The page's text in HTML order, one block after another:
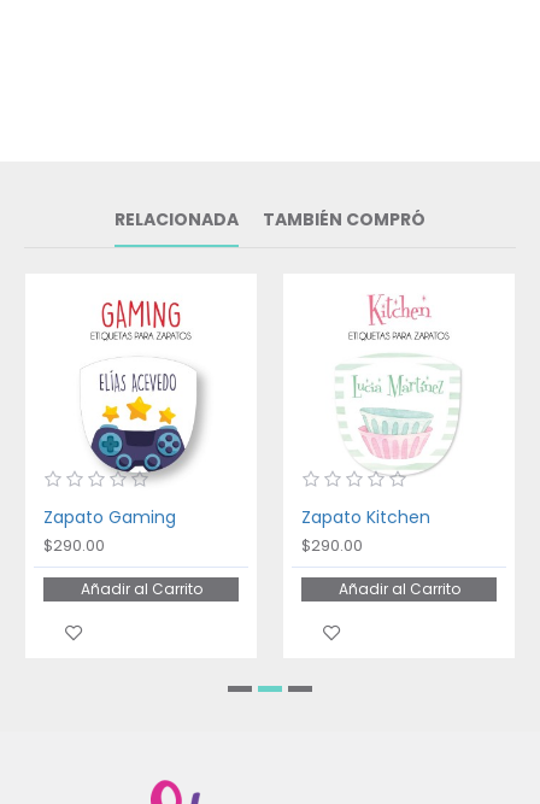
RELACIONADA TAMBIÉN COMPRÓ
Zapato Gaming
$290.00
Añadir al Carrito
Zapato Kitchen
$290.00
Añadir al Carrito